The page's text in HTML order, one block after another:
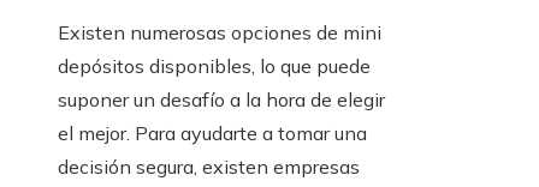
Existen numerosas opciones de mini
depósitos disponibles, lo que puede
suponer un desafío a la hora de elegir
el mejor. Para ayudarte a tomar una
decisión segura, existen empresas